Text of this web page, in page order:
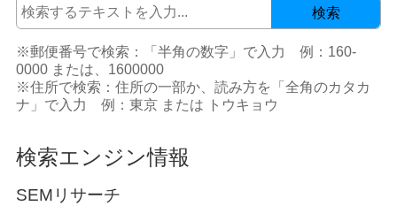
検索
※郵便番号で検索：「半角の数字」で入力 例：160-
0000 または、1600000
※住所で検索：住所の一部か、読み方を「全角のカタカ
ナ」で入力 例：東京 または トウキョウ
検索エンジン情報
SEMリサーチ